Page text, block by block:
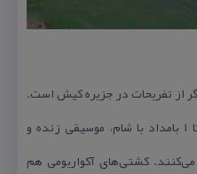
از تفریحات در جزیره كیش است.
كشتی‌های شبانه از ساعت ۹ شب تا ۱ بامداد با شام، موسیقی زنده و
كشتی‌های آكواریومی هم